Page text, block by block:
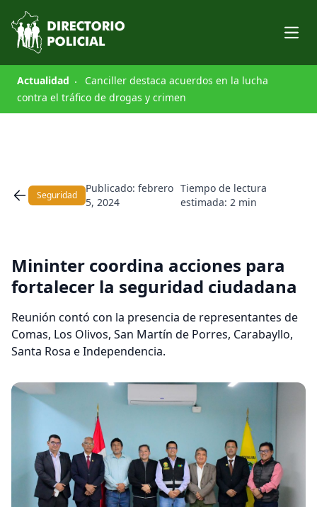
Actualidad
Canciller destaca acuerdos en la lucha
contra el tráfico de drogas y crimen
Seguridad
Publicado: febrero
5, 2024
Tiempo de lectura
estimada: 2 min
Mininter coordina acciones para
fortalecer la seguridad ciudadana
Reunión contó con la presencia de representantes de
Comas, Los Olivos, San Martín de Porres, Carabayllo,
Santa Rosa e Independencia.